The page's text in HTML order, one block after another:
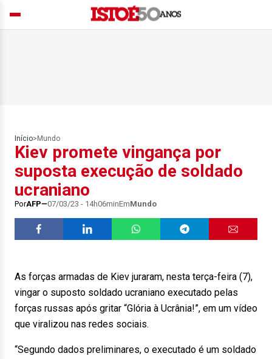
Início> Mundo
Kiev promete vingança por
suposta execução de soldado
ucraniano
PorAFP 07/03/23 - 14h06minEmMundo
As forças armadas de Kiev juraram, nesta terça-feira (7),
vingar o suposto soldado ucraniano executado pelas
forças russas após gritar “Glória à Ucrânia!”, em um vídeo
que viralizou nas redes sociais.
“Segundo dados preliminares, o executado é um soldado